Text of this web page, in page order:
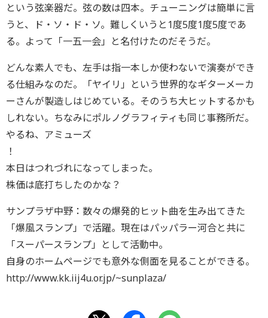
という弦楽器だ。弦の数は四本。チューニングは簡単に言
うと、ド・ソ・ド・ソ。難しくいうと1度5度1度5度であ
る。よって「一五一会」と名付けたのだそうだ。
どんな素人でも、左手は指一本しか使わないで演奏ができ
る仕組みなのだ。「ヤイリ」という世界的なギターメーカ
ーさんが製造しはじめている。そのうち大ヒットするかも
しれない。ちなみにポルノグラフィティも同じ事務所だ。
やるね、アミューズ
！
本日はつれづれになってしまった。
株価は底打ちしたのかな？
サンプラザ中野：数々の爆発的ヒット曲を生み出てきた
「爆風スランプ」で活躍。現在はパッパラー河合と共に
「スーパースランプ」として活動中。
自身のホームページでも意外な側面を見ることができる。
http://www.kk.iij4u.or.jp/~sunplaza/